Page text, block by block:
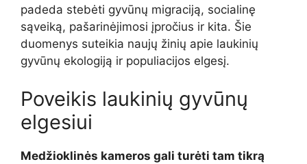
padeda stebėti gyvūnų migraciją, socialinę
sąveiką, pašarinėjimosi įpročius ir kita. Šie
duomenys suteikia naujų žinių apie laukinių
gyvūnų ekologiją ir populiacijos elgesį.
Poveikis laukinių gyvūnų
elgesiui
Medžioklinės kameros gali turėti tam tikrą